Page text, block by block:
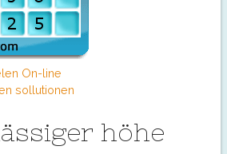
On-line
sollutionen
höhe